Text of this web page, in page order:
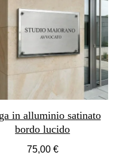
in alluminio satinato
bordo lucido
75,00 €